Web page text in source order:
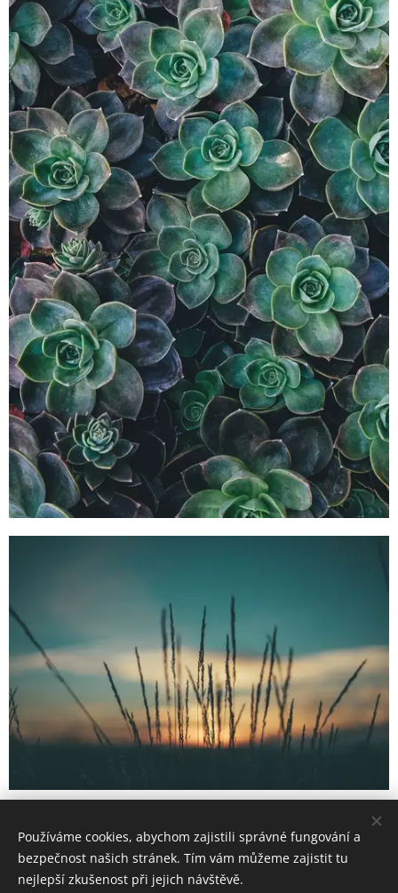
Share
Používáme cookies, abychom zajistili správné fungování a
bezpečnost našich stránek. Tím vám můžeme zajistit tu
nejlepší zkušenost při jejich návštěvě.